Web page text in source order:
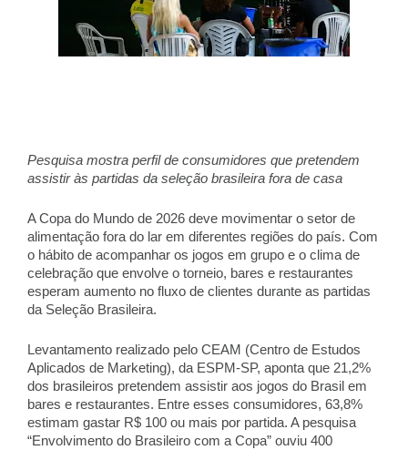
Pesquisa mostra perfil de consumidores que pretendem
assistir às partidas da seleção brasileira fora de casa
A Copa do Mundo de 2026 deve movimentar o setor de
alimentação fora do lar em diferentes regiões do país. Com
o hábito de acompanhar os jogos em grupo e o clima de
celebração que envolve o torneio, bares e restaurantes
esperam aumento no fluxo de clientes durante as partidas
da Seleção Brasileira.
Levantamento realizado pelo CEAM (Centro de Estudos
Aplicados de Marketing), da ESPM-SP, aponta que 21,2%
dos brasileiros pretendem assistir aos jogos do Brasil em
bares e restaurantes. Entre esses consumidores, 63,8%
estimam gastar R$ 100 ou mais por partida. A pesquisa
“Envolvimento do Brasileiro com a Copa” ouviu 400